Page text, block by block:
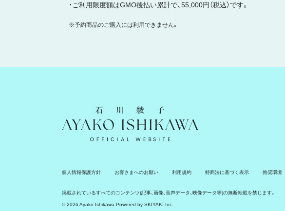
・ご利用限度額はGMO後払い累計で、55,000円（税込）です。
※予約商品のご購入には利用できません。
石川綾子 Ayako Ishikawa Official Website
個人情報保護方針 お客さまへのお願い 利用規約 特商法に基づく表示 推奨環境
掲載されているすべてのコンテンツ(記事、画像、音声データ、映像データ等)の無断転載を禁じます。
© 2026 Ayako Ishikawa Powered by SKIYAKI Inc.